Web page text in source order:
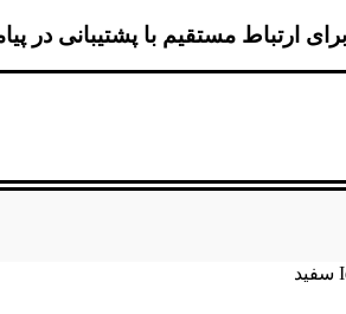
برای ارتباط مستقیم با پشتیبانی در